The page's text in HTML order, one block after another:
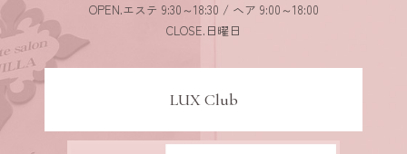
OPEN.エステ 9:30～18:30 / ヘア 9:00～18:00
CLOSE.日曜日
LUX Club